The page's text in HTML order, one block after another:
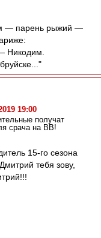
— парень рыжий —
Никодим.
19:00
получат
срача на ВВ!
15-го сезона
тебя зову,